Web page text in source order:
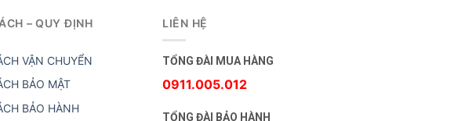
– QUY ĐỊNH
VẬN CHUYỂN
BẢO MẬT
BẢO HÀNH
LIÊN HỆ
TỔNG ĐÀI MUA HÀNG
0911.005.012
TỔNG ĐÀI BẢO HÀNH